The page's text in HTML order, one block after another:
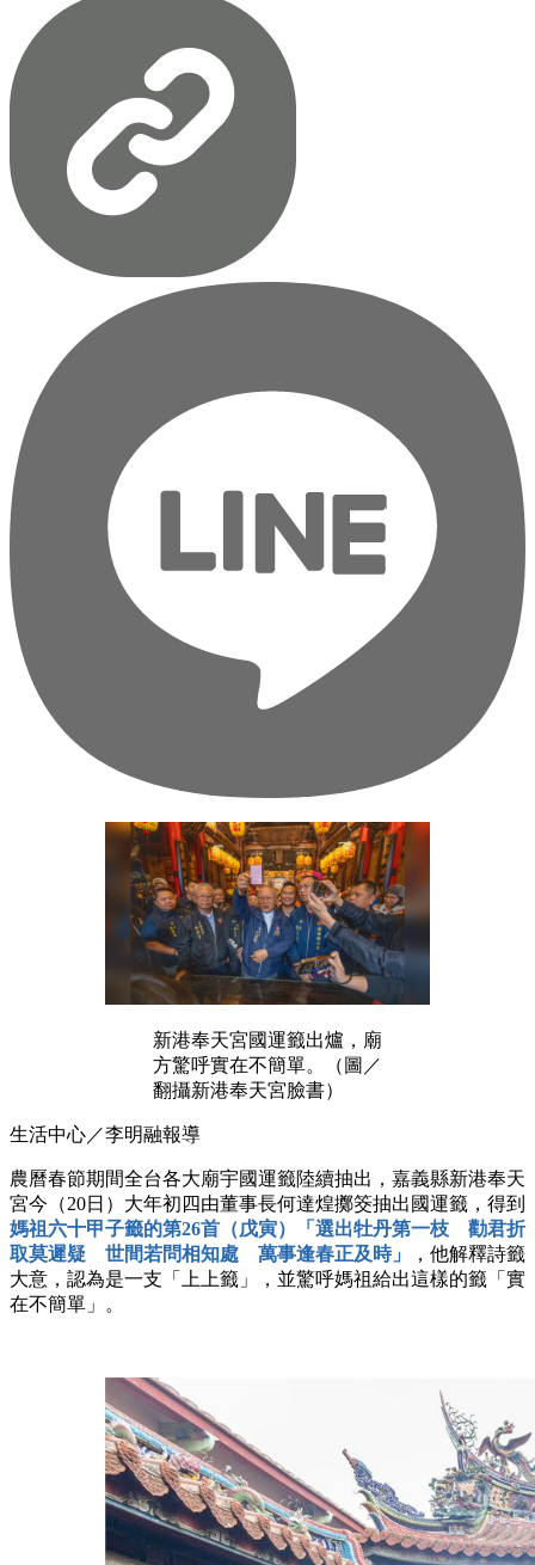
新港奉天宮國運籤出爐，廟
方驚呼實在不簡單。（圖／
翻攝新港奉天宮臉書）
生活中心／李明融報導
農曆春節期間全台各大廟宇國運籤陸續抽出，嘉義縣新港奉天
宮今（20日）大年初四由董事長何達煌擲筊抽出國運籤，得到
媽祖六十甲子籤的第26首（戊寅）「選出牡丹第一枝 勸君折
取莫遲疑 世間若問相知處 萬事逢春正及時」
，他解釋詩籤
大意，認為是一支「上上籤」，並驚呼媽祖給出這樣的籤「實
在不簡單」。